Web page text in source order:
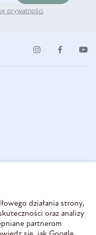
prywatności.
działania strony,
oraz analizy
partnerom